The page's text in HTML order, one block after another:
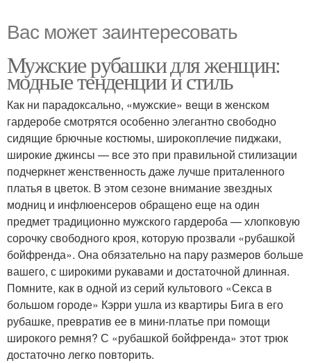
Вас может заинтересовать
Мужские рубашки для женщин:
модные тенденции и стиль
Как ни парадоксально, «мужские» вещи в женском
гардеробе смотрятся особенно элегантно свободно
сидящие брючные костюмы, широкоплечие пиджаки,
широкие джинсы — все это при правильной стилизации
подчеркнет женственность даже лучше приталенного
платья в цветок. В этом сезоне внимание звездных
модниц и инфлюенсеров обращено еще на один
предмет традиционно мужского гардероба — хлопковую
сорочку свободного кроя, которую прозвали «рубашкой
бойфренда». Она обязательно на пару размеров больше
вашего, с широкими рукавами и достаточной длинная.
Помните, как в одной из серий культового «Секса в
большом городе» Кэрри ушла из квартиры Бига в его
рубашке, превратив ее в мини-платье при помощи
широкого ремня? С «рубашкой бойфренда» этот трюк
достаточно легко повторить.